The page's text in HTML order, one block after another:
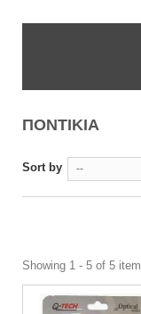
ΠΟΝΤΙΚΙΑ
Sort by --
Showing 1 - 5 of 5